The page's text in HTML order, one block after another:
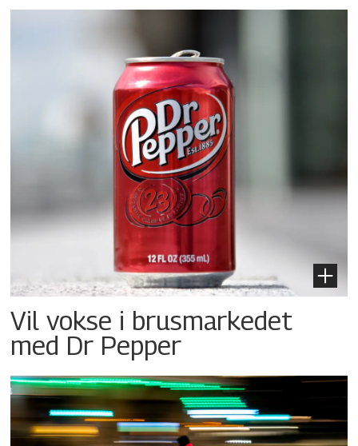
Vil vokse i brusmarkedet
med Dr Pepper